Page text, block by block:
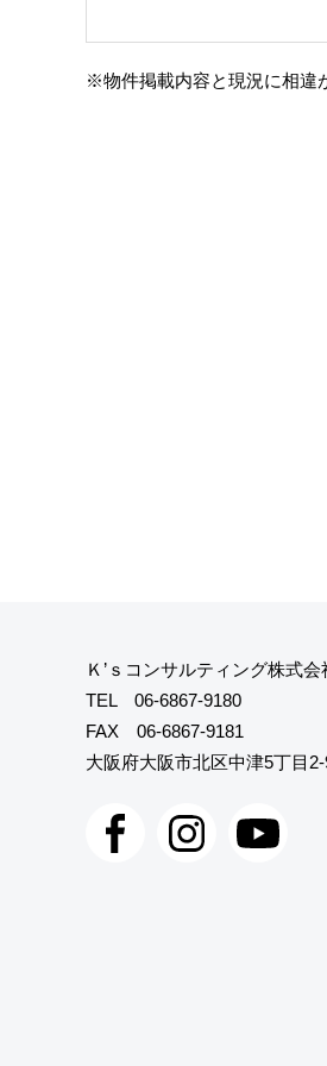
※物件掲載内容と現況に相違
Ｋ’ｓコンサルティング株式会
TEL 06-6867-9180
FAX 06-6867-9181
大阪府大阪市北区中津5丁目